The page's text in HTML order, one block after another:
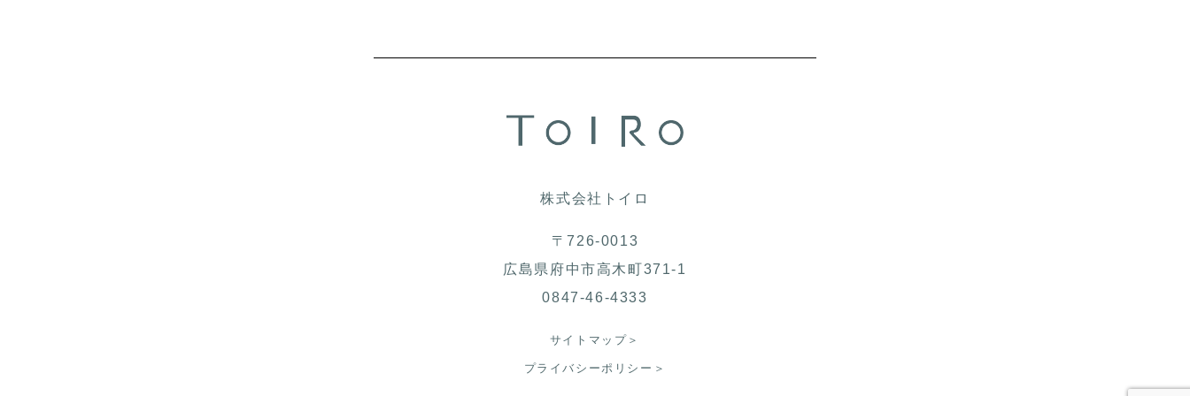
株式会社トイロ
〒726-0013
広島県府中市高木町371-1
0847-46-4333
サイトマップ＞
プライバシーポリシー＞